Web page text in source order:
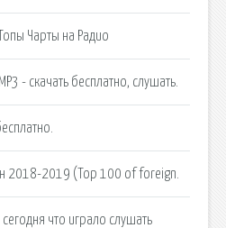
Чарты на Радио
- скачать бесплатно, слушать.
2018-2019 (Top 100 of foreign.
что играло слушать